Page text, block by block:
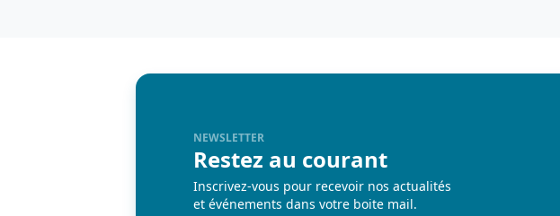
NEWSLETTER
Restez au courant
Inscrivez-vous pour recevoir nos actualités
et événements dans votre boite mail.